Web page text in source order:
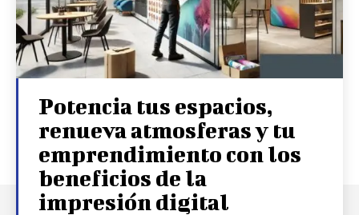
Potencia tus espacios,
renueva atmosferas y tu
emprendimiento con los
beneficios de la
impresión digital